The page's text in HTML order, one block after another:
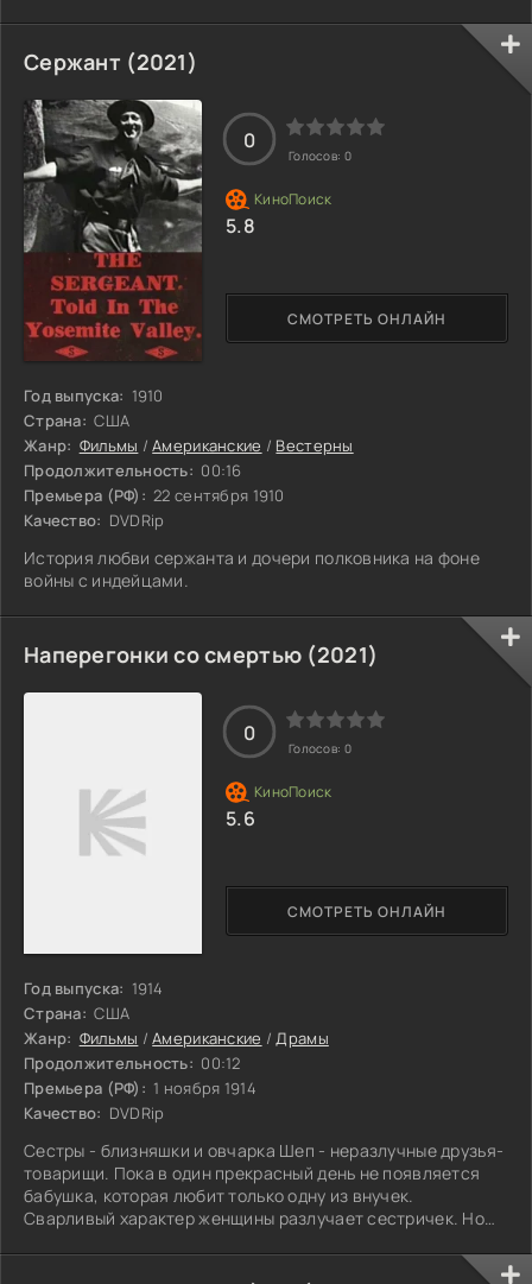
Сержант (2021)
Год выпуска: 1910
Страна: США
Жанр: Фильмы /Американские / Вестерны
Продолжительность: 00:16
Премьера (РФ): 22 сентября 1910
Качество: DVDRip
История любви сержанта и дочери полковника на фоне
войны с индейцами.
СМОТРЕТЬ ОНЛАЙН
0
Голосов: 0
5.8
Наперегонки со смертью (2021)
Год выпуска: 1914
Страна: США
Жанр: Фильмы /Американские /Драмы
Продолжительность: 00:12
Премьера (РФ): 1 ноября 1914
Качество: DVDRip
Сестры - близняшки и овчарка Шеп - неразлучные друзья-
товарищи. Пока в один прекрасный день не появляется
бабушка, которая любит только одну из внучек.
Сварливый характер женщины разлучает сестричек. Но
самоотверженность преданной собаки возвращают
СМОТРЕТЬ ОНЛАЙН
0
Голосов: 0
5.6